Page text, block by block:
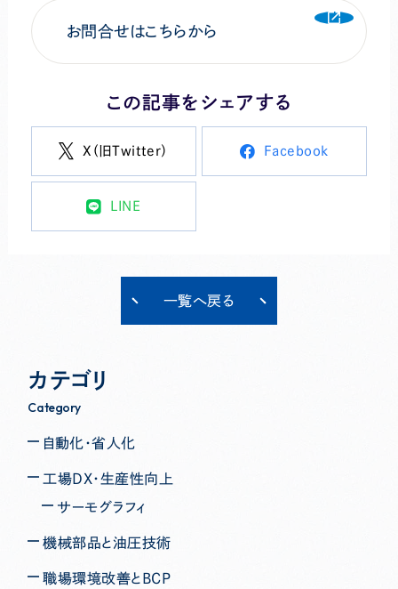
お問合せはこちらから
この記事をシェアする
X（旧Twitter） Facebook
LINE
一覧へ戻る
カテゴリ
Category
自動化・省人化
工場DX・生産性向上
サーモグラフィ
機械部品と油圧技術
職場環境改善とBCP